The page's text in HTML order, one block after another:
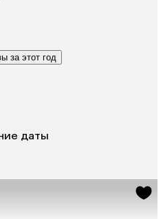
за этот год
даты